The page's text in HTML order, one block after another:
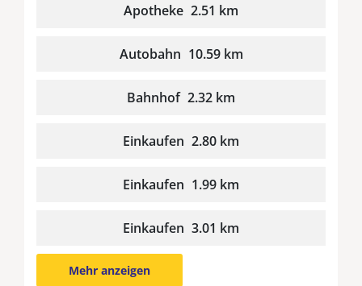
Apotheke 2.51 km
Autobahn 10.59 km
Bahnhof 2.32 km
Einkaufen 2.80 km
Einkaufen 1.99 km
Einkaufen 3.01 km
Mehr anzeigen